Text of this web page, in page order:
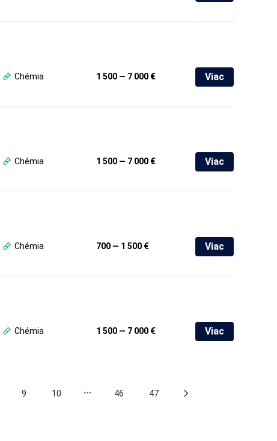
Chémia 1 500 — 7 000 € Viac
Chémia 1 500 — 7 000 € Viac
Chémia 700 — 1 500 € Viac
Chémia 1 500 — 7 000 € Viac
9 10 46 47